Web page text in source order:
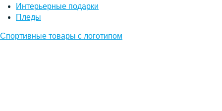
Интерьерные подарки
Пледы
Спортивные товары с логотипом